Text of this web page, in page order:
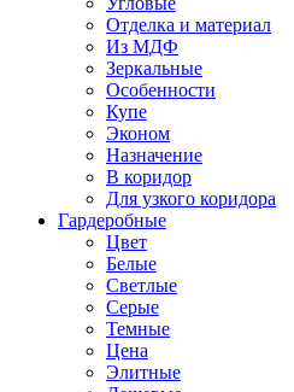
Отделка и материал
Из МДФ
Зеркальные
Особенности
Купе
Эконом
Назначение
В коридор
Для узкого коридора
Гардеробные
Цвет
Белые
Светлые
Серые
Темные
Цена
Элитные